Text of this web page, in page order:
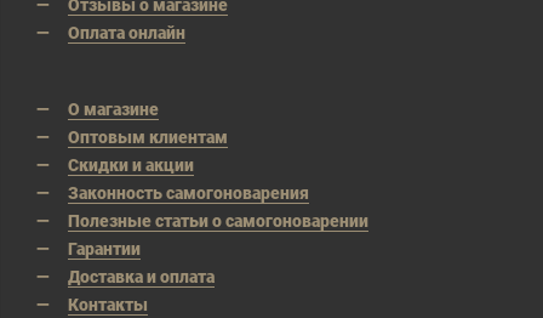
Отзывы о магазине
Оплата онлайн
О магазине
Оптовым клиентам
Скидки и акции
Законность самогоноварения
Полезные статьи о самогоноварении
Гарантии
Доставка и оплата
Контакты